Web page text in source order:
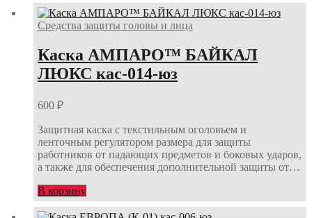
Средства защиты головы и лица
Каска АМПАРО™ БАЙКАЛ
ЛЮКС кас-014-юз
600 ₽
Защитная каска с текстильным оголовьем и
ленточным регулятором размера для защиты
работников от падающих предметов и боковых ударов,
а также для обеспечения дополнительной защиты от…
В корзину